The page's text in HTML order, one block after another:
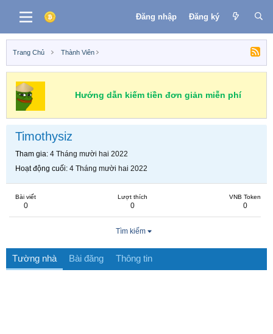
Đăng nhập Đăng ký
Trang Chủ Thành Viên
Hướng dẫn kiếm tiền đơn giản miễn phí
Timothysiz
Tham gia 4 Tháng mười hai 2022
Hoạt động cuối 4 Tháng mười hai 2022
Bài viết
0
Lượt thích
0
VNB Token
0
Tìm kiếm
Tường nhà Bài đăng Thông tin